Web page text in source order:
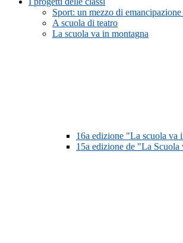
Sport: un mezzo di
A scuola di teatro
La scuola va in montagna
16a edizione "La scuola va
15a edizione de "La Scuola